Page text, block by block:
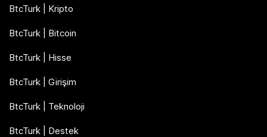
BtcTurk | Kripto
BtcTurk | Bitcoin
BtcTurk | Hisse
BtcTurk | Girişim
BtcTurk | Teknoloji
BtcTurk | Destek